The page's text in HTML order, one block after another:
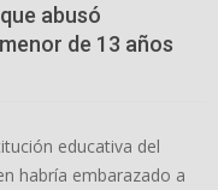
abusó
de 13 años
educativa del
habría embarazado a